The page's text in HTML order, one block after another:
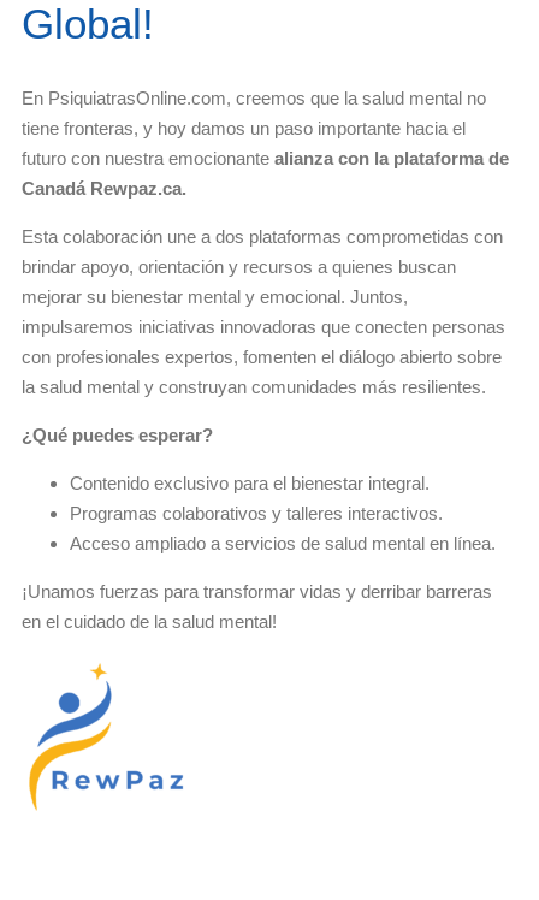
Global!
En PsiquiatrasOnline.com, creemos que la salud mental no
tiene fronteras, y hoy damos un paso importante hacia el
futuro con nuestra emocionante alianza con la plataforma de
Canadá Rewpaz.ca.
Esta colaboración une a dos plataformas comprometidas con
brindar apoyo, orientación y recursos a quienes buscan
mejorar su bienestar mental y emocional. Juntos,
impulsaremos iniciativas innovadoras que conecten personas
con profesionales expertos, fomenten el diálogo abierto sobre
la salud mental y construyan comunidades más resilientes.
¿Qué puedes esperar?
Contenido exclusivo para el bienestar integral.
Programas colaborativos y talleres interactivos.
Acceso ampliado a servicios de salud mental en línea.
¡Unamos fuerzas para transformar vidas y derribar barreras
en el cuidado de la salud mental!